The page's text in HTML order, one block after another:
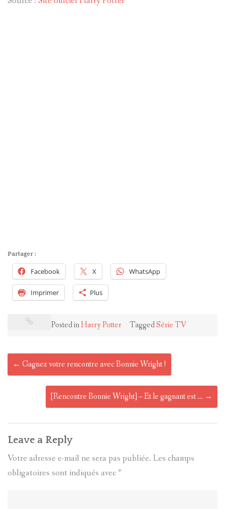
Partager :
Facebook X WhatsApp
Imprimer Plus
Posted inHarry Potter TaggedSérie TV
Post
navigation
← Gagnez votre rencontre avec Bonnie Wright !
[Rencontre Bonnie Wright] – Et le gagnant est … →
Leave a Reply
Votre adresse e-mail ne sera pas publiée. Les champs
obligatoires sont indiqués avec*